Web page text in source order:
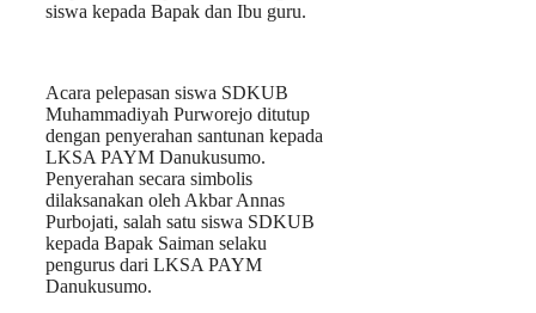
siswa kepada Bapak dan Ibu guru.
Acara pelepasan siswa SDKUB
Muhammadiyah Purworejo ditutup
dengan penyerahan santunan kepada
LKSA PAYM Danukusumo.
Penyerahan secara simbolis
dilaksanakan oleh Akbar Annas
Purbojati, salah satu siswa SDKUB
kepada Bapak Saiman selaku
pengurus dari LKSA PAYM
Danukusumo.